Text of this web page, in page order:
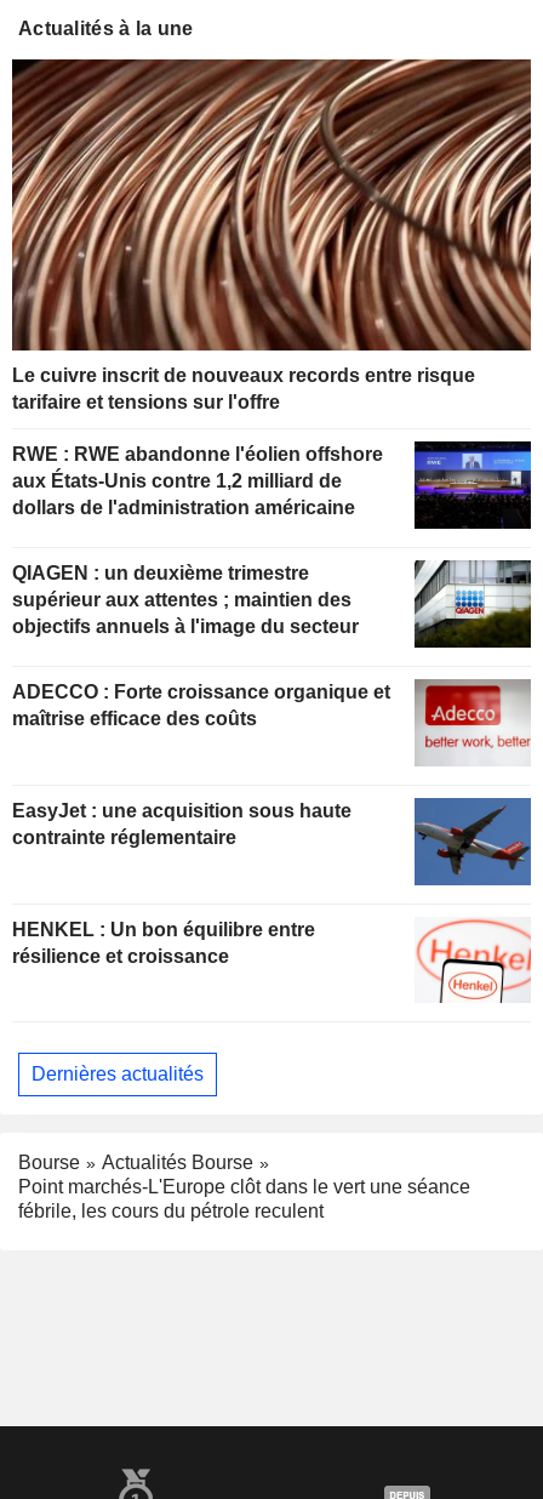
Actualités à la une
Le cuivre inscrit de nouveaux records entre risque
tarifaire et tensions sur l'offre
RWE : RWE abandonne l'éolien offshore
aux États-Unis contre 1,2 milliard de
dollars de l'administration américaine
QIAGEN : un deuxième trimestre
supérieur aux attentes ; maintien des
objectifs annuels à l'image du secteur
ADECCO : Forte croissance organique et
maîtrise efficace des coûts
EasyJet : une acquisition sous haute
contrainte réglementaire
HENKEL : Un bon équilibre entre
résilience et croissance
Dernières actualités
Bourse
Actualités Bourse
Point marchés-L'Europe clôt dans le vert une séance
fébrile, les cours du pétrole reculent